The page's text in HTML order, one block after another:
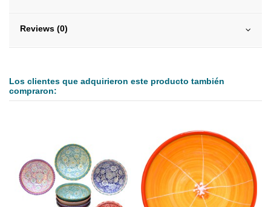
Reviews (0)
Los clientes que adquirieron este producto también
compraron: